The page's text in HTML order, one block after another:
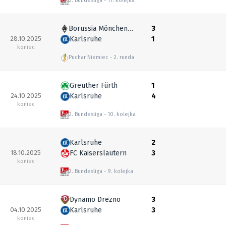
28.10.2025
koniec
Borussia Mönchengladbach
Karlsruhe
Puchar Niemiec 2. runda
3
1
24.10.2025
koniec
Greuther Fürth
Karlsruhe
2. Bundesliga 10. kolejka
1
4
18.10.2025
koniec
Karlsruhe
FC Kaiserslautern
2. Bundesliga 9. kolejka
2
3
04.10.2025
koniec
Dynamo Drezno
Karlsruhe
3
3